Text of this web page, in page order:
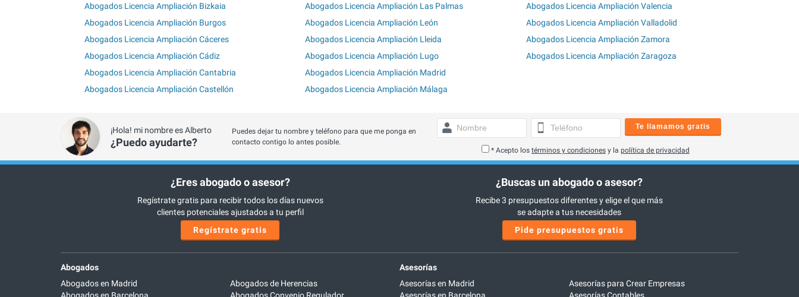
Abogados Licencia Ampliación Bizkaia
Abogados Licencia Ampliación Burgos
Abogados Licencia Ampliación Cáceres
Abogados Licencia Ampliación Cádiz
Abogados Licencia Ampliación Cantabria
Abogados Licencia Ampliación Castellón
Abogados Licencia Ampliación Las Palmas
Abogados Licencia Ampliación León
Abogados Licencia Ampliación Lleida
Abogados Licencia Ampliación Lugo
Abogados Licencia Ampliación Madrid
Abogados Licencia Ampliación Málaga
Abogados Licencia Ampliación Valencia
Abogados Licencia Ampliación Valladolid
Abogados Licencia Ampliación Zamora
Abogados Licencia Ampliación Zaragoza
¡Hola! mi nombre es Alberto
¿Puedo ayudarte?
Puedes dejar tu nombre y teléfono para que me ponga en
contacto contigo lo antes posible.
Te llamamos gratis
* Acepto los términos y condicionesy la política de privacidad
¿Eres abogado o asesor?
Regístrate gratis para recibir todos los días nuevos
clientes potenciales ajustados a tu perfil
Regístrate gratis
¿Buscas un abogado o asesor?
Recibe 3 presupuestos diferentes y elige el que más
se adapte a tus necesidades
Pide presupuestos gratis
Abogados
Abogados en Madrid
Abogados de Herencias
Asesorías
Asesorías en Madrid
Asesorías para Crear Empresas